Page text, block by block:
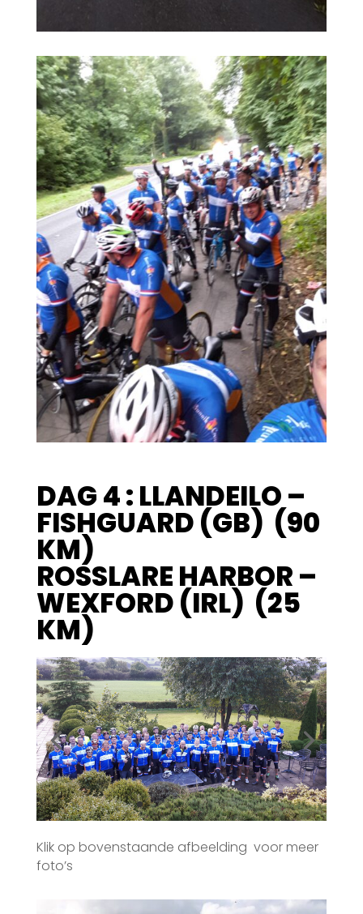
DAG 4 : LLANDEILO –
FISHGUARD (GB) (90
KM)
ROSSLARE HARBOR –
WEXFORD (IRL) (25
KM)
Klik op bovenstaande afbeelding voor meer
foto’s